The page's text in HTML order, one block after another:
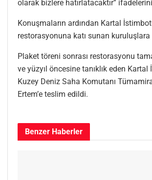
olarak bizlere hatırlatacaktır”
Konuşmaların ardından Kartal
restorasyonuna katı sunan
Plaket töreni sonrası restorasyonu
ve yüzyıl öncesine tanıklık eden
Kuzey Deniz Saha Komutanı
Ertem’e teslim edildi.
Benzer Haberler